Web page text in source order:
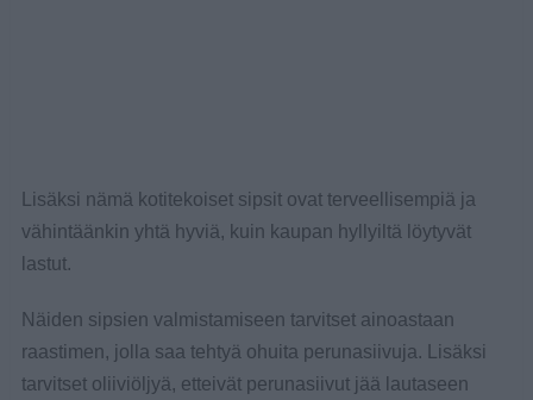
Lisäksi nämä kotitekoiset sipsit ovat terveellisempiä ja
vähintäänkin yhtä hyviä, kuin kaupan hyllyiltä löytyvät
lastut.
Näiden sipsien valmistamiseen tarvitset ainoastaan
raastimen, jolla saa tehtyä ohuita perunasiivuja. Lisäksi
tarvitset oliiviöljyä, etteivät perunasiivut jää lautaseen